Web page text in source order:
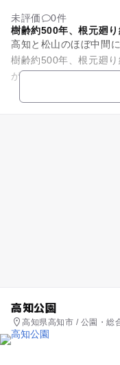
未評価
0件
樹齢約500年、根元廻
高知と松山のほぼ中間
樹齢約500年、根元廻
が育っています。つぼ
高知公園
高知県高知市 / 公園・総